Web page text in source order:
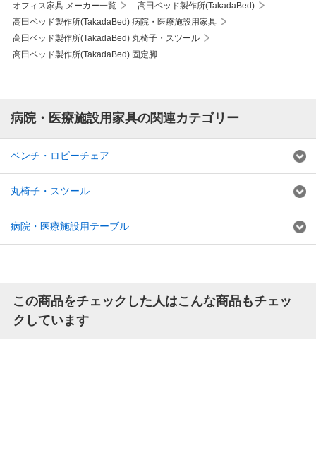
オフィス家具 メーカー一覧
高田ベッド製作所(TakadaBed)
高田ベッド製作所(TakadaBed) 病院・医療施設用家具
高田ベッド製作所(TakadaBed) 丸椅子・スツール
高田ベッド製作所(TakadaBed) 固定脚
病院・医療施設用家具の関連カテゴリー
ベンチ・ロビーチェア
丸椅子・スツール
病院・医療施設用テーブル
この商品をチェックした人はこんな商品もチェッ
クしています